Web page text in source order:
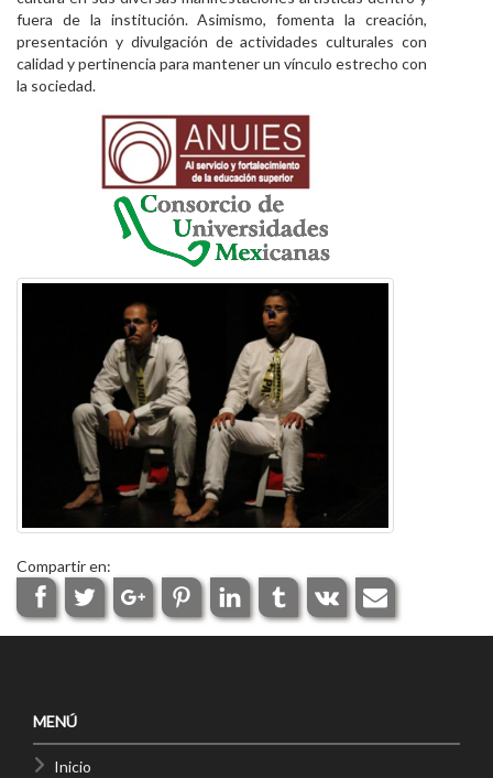
fuera de la institución. Asimismo, fomenta la creación,
presentación y divulgación de actividades culturales con
calidad y pertinencia para mantener un vínculo estrecho con
la sociedad.
Compartir en:
MENÚ
Inicio